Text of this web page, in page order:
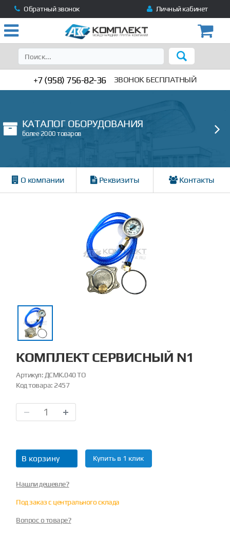
Обратный звонок Личный кабинет
+7 (958) 756-82-36 ЗВОНОК БЕСПЛАТНЫЙ
КАТАЛОГ ОБОРУДОВАНИЯ
более 2000 товаров
О компании Реквизиты Контакты
КОМПЛЕКТ СЕРВИСНЫЙ N1
Артикул: ДСМК.040 ТО
Код товара: 2457
В корзину Купить в 1 клик
Нашли дешевле?
Под заказ с центрального склада
Вопрос о товаре?